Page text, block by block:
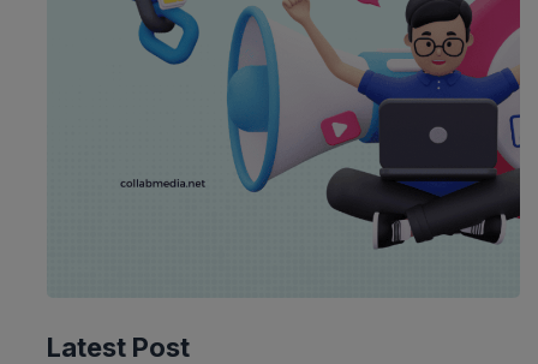
Latest Post